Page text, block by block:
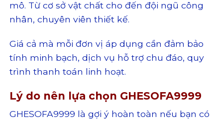
mô. Từ cơ sở vật chất cho đến đội ngũ công
nhân, chuyên viên thiết kế.
Giá cả mà mỗi đơn vị áp dụng cần đảm bảo
tính minh bạch, dịch vụ hỗ trợ chu đáo, quy
trình thanh toán linh hoạt.
Lý do nên lựa chọn GHESOFA9999
GHESOFA9999 là gợi ý hoàn toàn nếu bạn có